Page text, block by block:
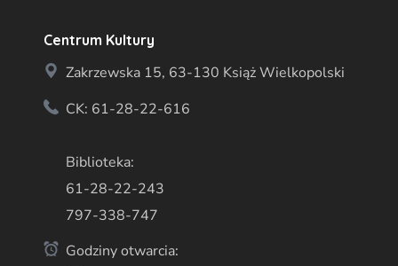
Centrum Kultury
Zakrzewska 15, 63-130 Książ Wielkopolski
CK: 61-28-22-616
Biblioteka:
61-28-22-243
797-338-747
Godziny otwarcia: